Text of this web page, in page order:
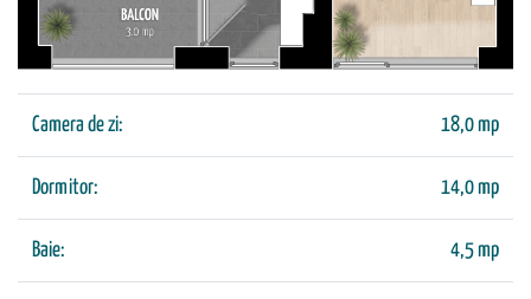
Camera de zi: 18,0 mp
Dormitor: 14,0 mp
Baie: 4,5 mp